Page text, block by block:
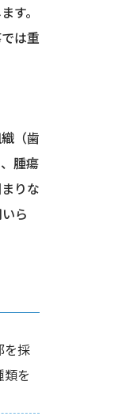
す。
は重
（歯
腫瘍
りな
ら
を採
を